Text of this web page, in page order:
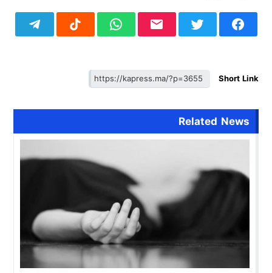
Short Link
Related News